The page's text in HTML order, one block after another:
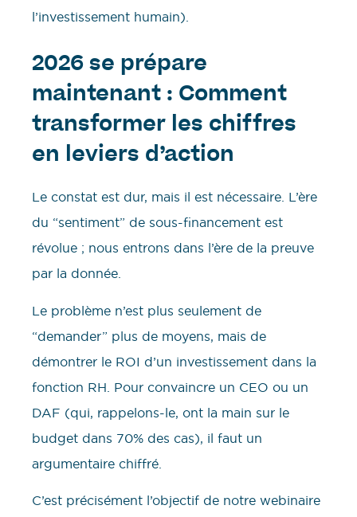
l’investissement humain).
2026 se prépare
maintenant : Comment
transformer les chiffres
en leviers d’action
Le constat est dur, mais il est nécessaire. L’ère
du “sentiment” de sous-financement est
révolue ; nous entrons dans l’ère de la preuve
par la donnée.
Le problème n’est plus seulement de
“demander” plus de moyens, mais de
démontrer le ROI d’un investissement dans la
fonction RH. Pour convaincre un CEO ou un
DAF (qui, rappelons-le, ont la main sur le
budget dans 70% des cas), il faut un
argumentaire chiffré.
C’est précisément l’objectif de notre webinaire